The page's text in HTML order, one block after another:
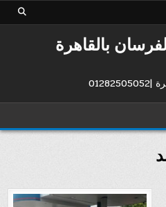
بالقاهرة